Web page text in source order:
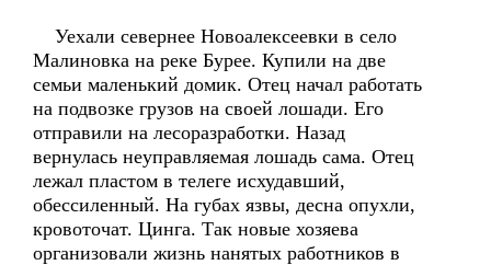
Уехали севернее Новоалексеевки в село
Малиновка на реке Бурее. Купили на две
семьи маленький домик. Отец начал работать
на подвозке грузов на своей лошади. Его
отправили на лесоразработки. Назад
вернулась неуправляемая лошадь сама. Отец
лежал пластом в телеге исхудавший,
обессиленный. На губах язвы, десна опухли,
кровоточат. Цинга. Так новые хозяева
организовали жизнь нанятых работников в